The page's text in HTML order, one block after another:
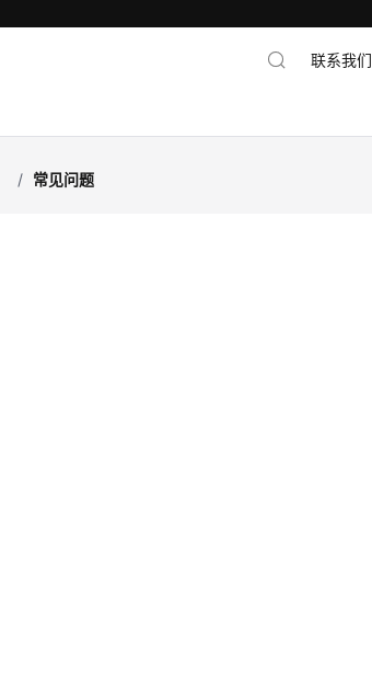
联系我们
/ 常见问题